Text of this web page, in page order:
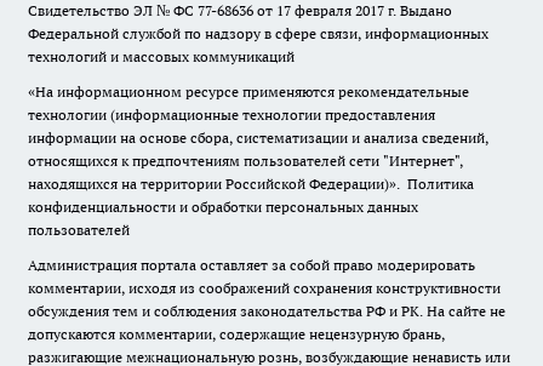
Свидетельство ЭЛ № ФС 77-68636 от 17 февраля 2017 г. Выдано
Федеральной службой по надзору в сфере связи, информационных
технологий и массовых коммуникаций
«На информационном ресурсе применяются рекомендательные
технологии (информационные технологии предоставления
информации на основе сбора, систематизации и анализа сведений,
относящихся к предпочтениям пользователей сети "Интернет",
находящихся на территории Российской Федерации)». Политика
конфиденциальности и обработки персональных данных
пользователей
Администрация портала оставляет за собой право модерировать
комментарии, исходя из соображений сохранения конструктивности
обсуждения тем и соблюдения законодательства РФ и РК. На сайте не
допускаются комментарии, содержащие нецензурную брань,
разжигающие межнациональную рознь, возбуждающие ненависть или